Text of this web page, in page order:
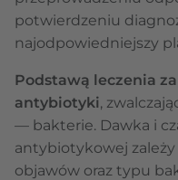
potwierdzeniu
najodpowiedniejszy
Podstawą leczenia
antybiotyki,
— bakterie. Dawka i
antybiotykowej
objawów oraz typu